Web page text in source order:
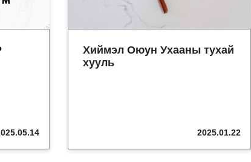
Хиймэл Оюун Ухааны тухай
хууль
2025.01.22